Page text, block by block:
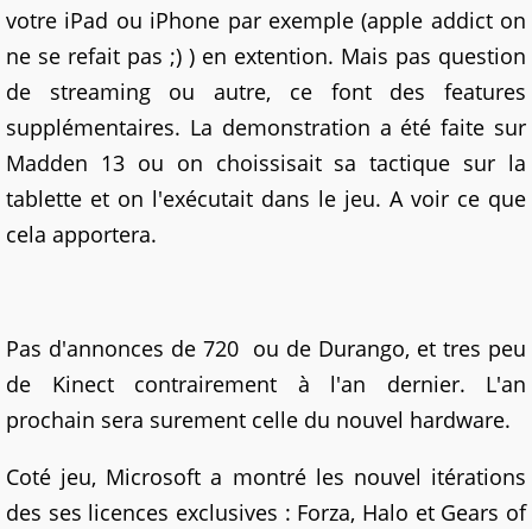
votre iPad ou iPhone par exemple (apple addict on
ne se refait pas ;) ) en extention. Mais pas question
de streaming ou autre, ce font des features
supplémentaires. La demonstration a été faite sur
Madden 13 ou on choissisait sa tactique sur la
tablette et on l'exécutait dans le jeu. A voir ce que
cela apportera.
Pas d'annonces de 720 ou de Durango, et tres peu
de Kinect contrairement à l'an dernier. L'an
prochain sera surement celle du nouvel hardware.
Coté jeu, Microsoft a montré les nouvel itérations
des ses licences exclusives : Forza, Halo et Gears of